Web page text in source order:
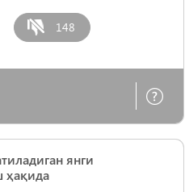
148
янги
ҳақида